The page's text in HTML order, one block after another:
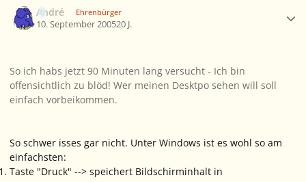
André Ehrenbürger
10. September 200520 J.
So ich habs jetzt 90 Minuten lang versucht - Ich bin
offensichtlich zu blöd! Wer meinen Desktpo sehen will soll
einfach vorbeikommen.
So schwer isses gar nicht. Unter Windows ist es wohl so am
einfachsten:
Taste "Druck" --> speichert Bildschirminhalt in